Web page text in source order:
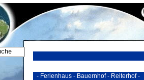
- Ferienhaus - Bauernhof - Reiterhof -